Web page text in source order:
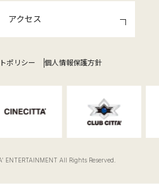
アクセス
ポリシー 個人情報保護方針
All Rights Reserved.